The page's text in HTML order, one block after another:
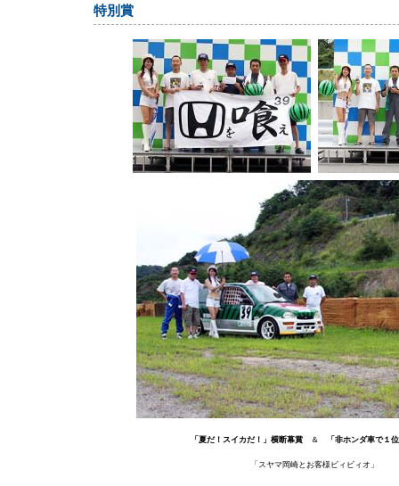
特別賞
「夏だ！スイカだ！」横断幕賞＆ 「非ホンダ車で１
「スヤマ岡崎とお客様ビィビィオ」